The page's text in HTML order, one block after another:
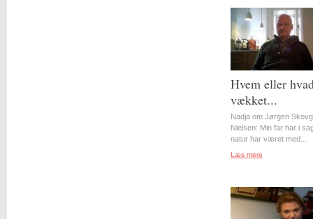
Hvem eller
vækket...
Nadja om Jørgen
Nielsen: Min far har i
natur har været med...
Læs mere